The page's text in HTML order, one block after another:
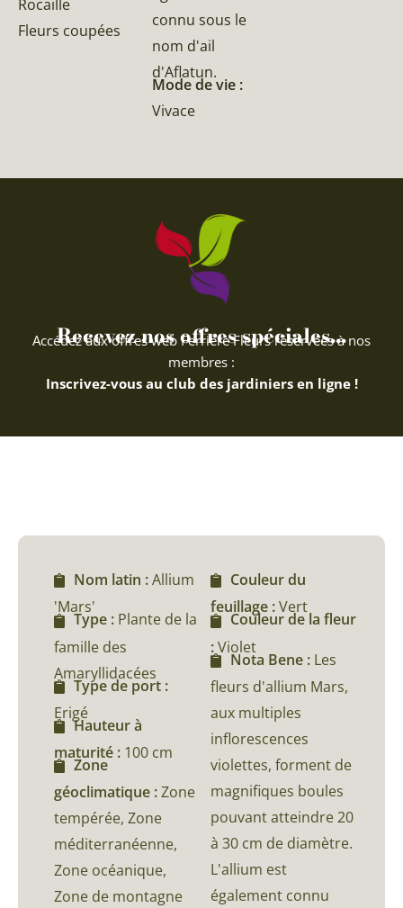
Rocaille
Fleurs coupées
connu sous le
nom d'ail
d'Aflatun.
Mode de vie :
Vivace
Recevez nos offres spéciales...
Accédez aux offres web Ferriere Fleurs réservées à nos
membres :
Inscrivez-vous au club des jardiniers en ligne !
Nom latin :Allium
'Mars'
Type : Plante de la
famille des
Amaryllidacées
Type de port :
Erigé
Hauteur à
maturité : 100 cm
Zone
géoclimatique :Zone
tempérée, Zone
méditerranéenne,
Zone océanique,
Zone de montagne
Couleur du
feuillage :Vert
Couleur de la fleur
:Violet
Nota Bene : Les
fleurs d'allium Mars,
aux multiples
inflorescences
violettes, forment de
magnifiques boules
pouvant atteindre 20
à 30 cm de diamètre.
L'allium est
également connu